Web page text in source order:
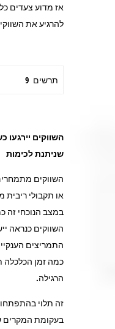
אז מדוע צעדים
להרגיע את
תרשים 9
השווקים
שניתנת לכימות
השווקים
או תקבולי ריבית
במצב הנוכחי זה
השווקים כנראה
התמריצים
כמה זמן הכלכלה
הרגילה.
זה תלוי
בעקומת המקרים